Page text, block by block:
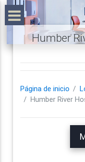
Humber
Página de inicio
Humber River